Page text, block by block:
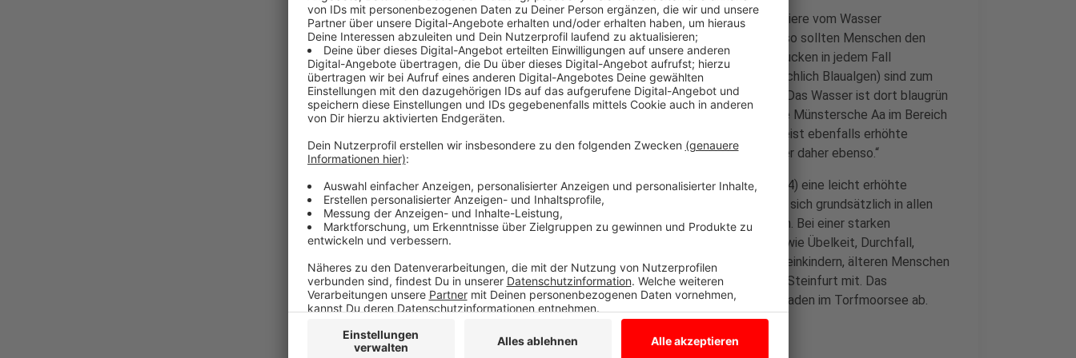
Die Stadt Münster bittet Hundebesitzerinnen und -besitzer, die Tiere vom Wasser
fernzuhalten und sie vom Trinken des Wassers abzuhalten. „Ebenso sollten Menschen den
Kontakt mit dem Wasser möglichst gering halten und ein Verschlucken in jedem Fall
vermeiden“, teilt die Stadt mit. Die Cyanobakterien (umgangssprachlich Blaualgen) sind zum
Beispiel im Bereich der Freitreppe an den Aasee-Kugeln sichtbar. Das Wasser ist dort blaugrün
verfärbt. Die Stadt weist in einer Mitteilung weiter darauf hin: „Die Münstersche Aa im Bereich
der Westholtschen Wiese liegt stromabwärts des Aasees und weist ebenfalls erhöhte
Blaualgen-Konzentrationen auf. Die Verhaltenshinweise gelten hier daher ebenso.“
Auch im Torfmoorsee in Hörstel wurde gestern (Dienstag 16.07.24) eine leicht erhöhte
Konzentration der Blaualgen festgestellt. „Blaualgen […] befinden sich grundsätzlich in allen
Gewässern und sind bei einer normalen Konzentration ungefährlich. Bei einer starken
Vermehrung können die Erreger jedoch zu Gesundheitsstörungen wie Übelkeit, Durchfall,
Hautreizungen oder gar Atemnot führen, dies insbesondere bei Kleinkindern, älteren Menschen
und Menschen mit geschwächtem Immunsystem“, teilt der Kreis Steinfurt mit. Das
Gesundheitsamt des Kreises Steinfurt rät deshalb erstmal vom Baden im Torfmoorsee ab.